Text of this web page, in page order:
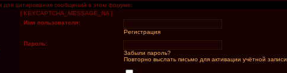
для цитирования сообщений в этом форуме.
{ KEYCAPTCHA_MESSAGE_NA }
Имя пользователя:
Регистрация
Пароль:
Забыли пароль?
Повторно выслать письмо для активации учётной записи